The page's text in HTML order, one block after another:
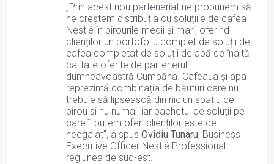
„Prin acest nou parteneriat ne propunem să
ne creștem distribuția cu soluțiile de cafea
Nestlé în birourile medii și mari, oferind
clienților un portofoliu complet de soluții de
cafea completat de soluții de apă de înaltă
calitate oferite de partenerul
dumneavoastră Cumpăna. Cafeaua și apa
reprezintă combinația de băuturi care nu
trebuie să lipsească din niciun spațiu de
birou si nu numai, iar pachetul de soluții pe
care îl putem oferi clienților este de
neegalat”, a spus Ovidiu Tunaru, Business
Executive Officer Nestlé Professional
regiunea de sud-est.